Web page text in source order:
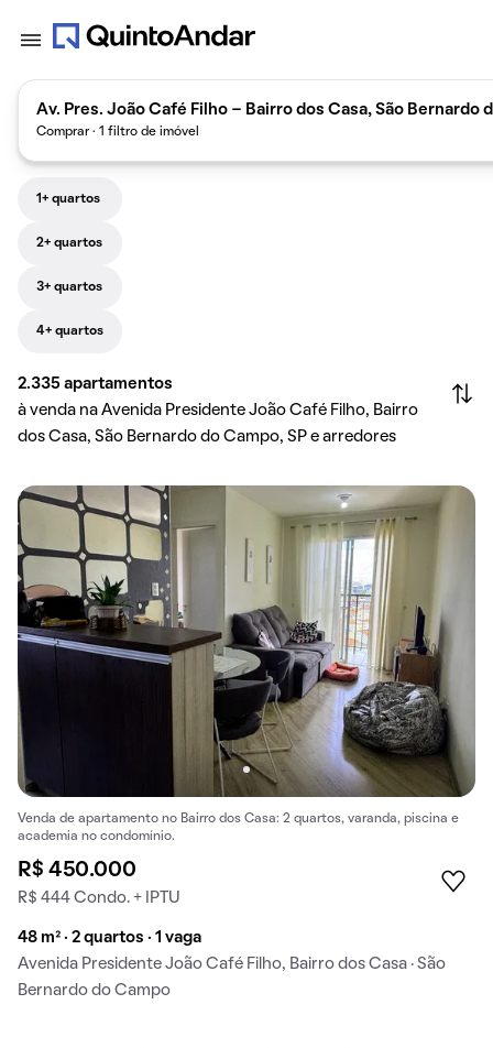
Av. Pres. João Café Filho - Bairro dos Casa, São Bernardo
Comprar · 1 filtro de imóvel
1+ quartos
2+ quartos
3+ quartos
4+ quartos
2.335 apartamentos
à venda na Avenida Presidente João Café Filho, Bairro
dos Casa, São Bernardo do Campo, SP e arredores
Venda de apartamento no Bairro dos Casa: 2 quartos, varanda, piscina e
academia no condomínio.
R$ 450.000
R$ 444 Condo. + IPTU
48 m² · 2 quartos · 1 vaga
Avenida Presidente João Café Filho, Bairro dos Casa · São
Bernardo do Campo